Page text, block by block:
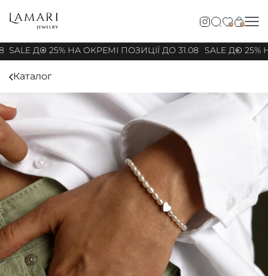
0 0
SALE ДО 25% НА ОКРЕМІ ПОЗИЦІЇ ДО 31.08 SALE ДО 25%
Каталог